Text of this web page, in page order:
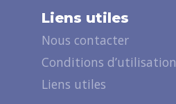
Liens utiles
Nous contacter
Conditions d’utilisation
Liens utiles